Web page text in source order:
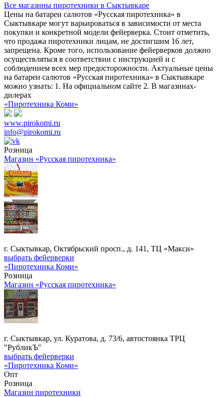
Все магазины пиротехники в Сыктывкаре
Цены на батареи салютов «Русская пиротехника» в
Сыктывкаре могут варьироваться в зависимости от места
покупки и конкретной модели фейерверка. Стоит отметить,
что продажа пиротехники лицам, не достигшим 16 лет,
запрещена. Кроме того, использование фейерверков должно
осуществляться в соответствии с инструкцией и с
соблюдением всех мер предосторожности. Актуальные цены
на батареи салютов «Русская пиротехника» в Сыктывкаре
можно узнать: 1. На официальном сайте 2. В магазинах-
дилерах
«Пиротехника Коми»
www.pirokomi.ru
info@pirokomi.ru
Розница
Магазин «Русская пиротехника»
г. Сыктывкар, Октябрьский просп., д. 141, ТЦ «Макси»
выбрать фейерверки
«Пиротехника Коми»
Розница
Магазин «Русская пиротехника»
г. Сыктывкар, ул. Куратова, д. 73/6, автостоянка ТРЦ
"РубликЪ"
выбрать фейерверки
«Пиротехника Коми»
Опт
Розница
Магазин пиротехники